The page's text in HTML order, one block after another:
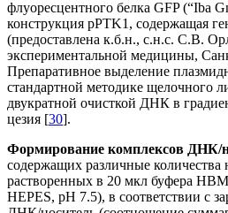
флуоресцентного белка GFP (“Iba
конструкция pPTK1, содержащая
(предоставлена к.б.н., с.н.с. С.В.
экспериментальной медицины,
Препаративное выделение
стандартной методике щелочного
двукратной очисткой ДНК в
цезия [30].
Формирование комплексов ДНК/
содержащих различные количества
растворенных в 20 мкл буфера
HEPES, pH 7.5), в соответствии с